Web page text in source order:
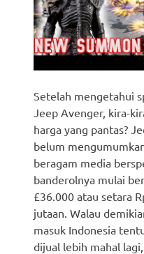
Setelah mengetahui
Jeep Avenger, kira-
harga yang pantas?
belum
beragam media
banderolnya mulai
£36.000 atau setara
jutaan. Walau
masuk Indonesia
dijual lebih mahal